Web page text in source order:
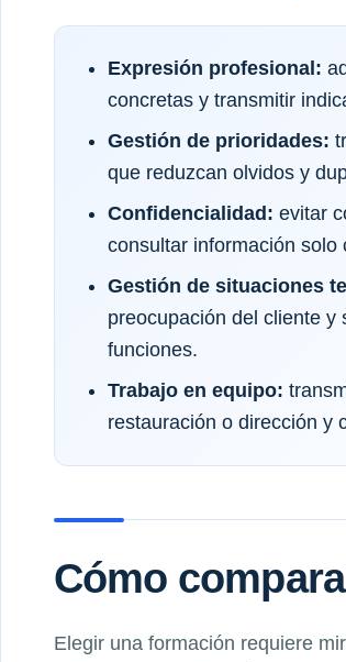
Expresión profesional:
concretas y transmitir
Gestión de prioridades:
que reduzcan olvidos y
Confidencialidad: evitar
consultar información solo
Gestión de situaciones
preocupación del cliente y
funciones.
Trabajo en equipo:
restauración o dirección y
Cómo
Elegir una formación requiere